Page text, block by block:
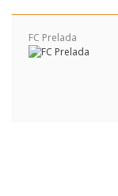
FC Prelada